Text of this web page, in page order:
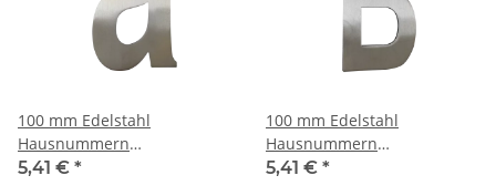
100 mm Edelstahl
Hausnummern
Edelstahlzahlen
5,41 € *
100 mm Edelstahl
Hausnummern
Edelstahlzahlen
5,41 € *